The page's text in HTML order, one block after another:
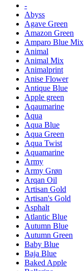
-
Abyss
Agave Green
Amazon Green
Amparo Blue Mix
Animal
Animal Mix
Animalprint
Anise Flower
Antique Blue
Apple green
Aqaumarine
Aqua
Aqua Blue
Aqua Green
Aqua Twist
Aquamarine
Army
Army Grøn
Arqan Oil
Artisan Gold
Artisan's Gold
Asphalt
Atlantic Blue
Autumn Blue
Autumn Green
Baby Blue
Baja Blue
Baked Apple